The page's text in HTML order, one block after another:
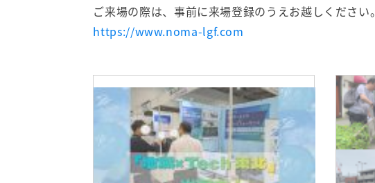
ご来場の際は、事前に来場登録のうえお越しください。
https://www.noma-lgf.com